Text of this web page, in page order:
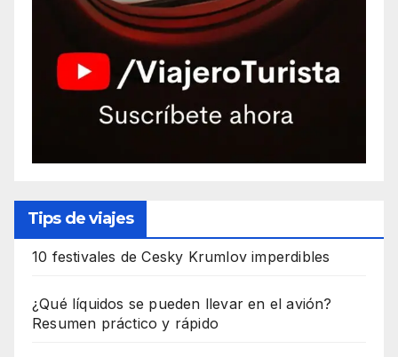
Tips de viajes
10 festivales de Cesky Krumlov imperdibles
¿Qué líquidos se pueden llevar en el avión?
Resumen práctico y rápido